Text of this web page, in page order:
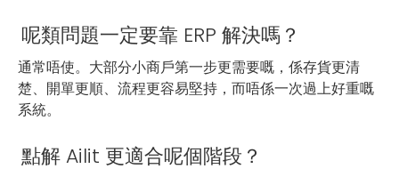
呢類問題一定要靠 ERP 解決嗎？
通常唔使。大部分小商戶第一步更需要嘅，係存貨更清
楚、開單更順、流程更容易堅持，而唔係一次過上好重嘅
系統。
點解 Ailit 更適合呢個階段？